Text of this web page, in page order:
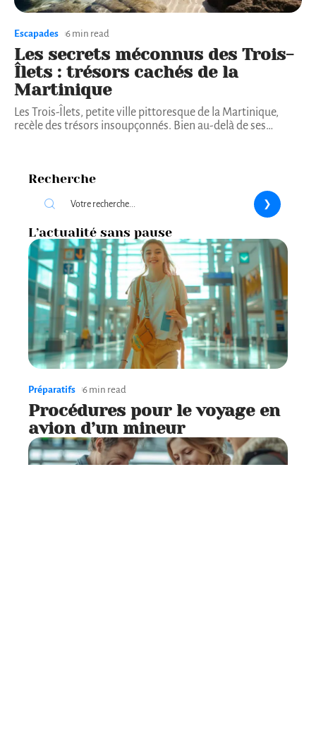
Escapades 6 min read
Les secrets méconnus des Trois-
Îlets : trésors cachés de la
Martinique
Les Trois-Îlets, petite ville pittoresque de la Martinique,
recèle des trésors insoupçonnés. Bien au-delà de ses…
Recherche
L’actualité sans pause
Préparatifs 6 min read
Procédures pour le voyage en
avion d’un mineur